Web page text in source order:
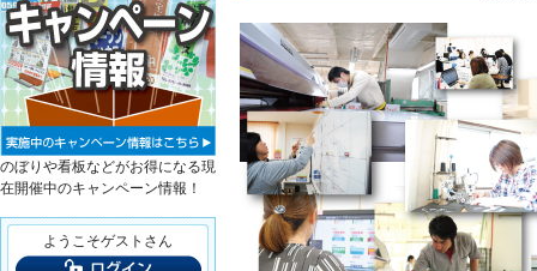
のぼりや看板などがお得になる現
在開催中のキャンペーン情報！
ようこそゲストさん